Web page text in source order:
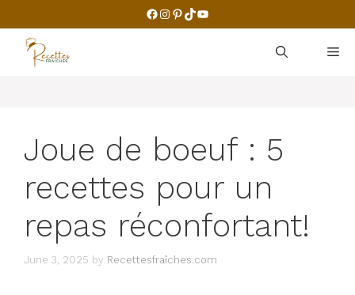
to
content
Facebook
Instagram
Pinterest
TikTok
YouTube
Joue de boeuf : 5
recettes pour un
repas réconfortant!
June 3, 2025 by Recettesfraîches.com